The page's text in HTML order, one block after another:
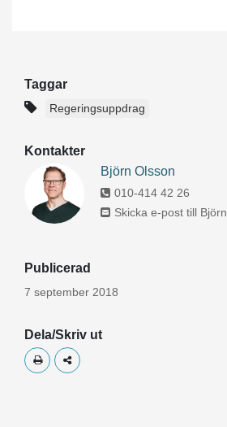
Taggar
Regeringsuppdrag
Kontakter
Björn Olsson
010-414 42 26
Skicka e-post till Björn
Publicerad
7 september 2018
Dela/Skriv ut
Skriv utDela